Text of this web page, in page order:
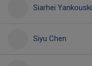
Siarhei Yankouski
Siyu Chen